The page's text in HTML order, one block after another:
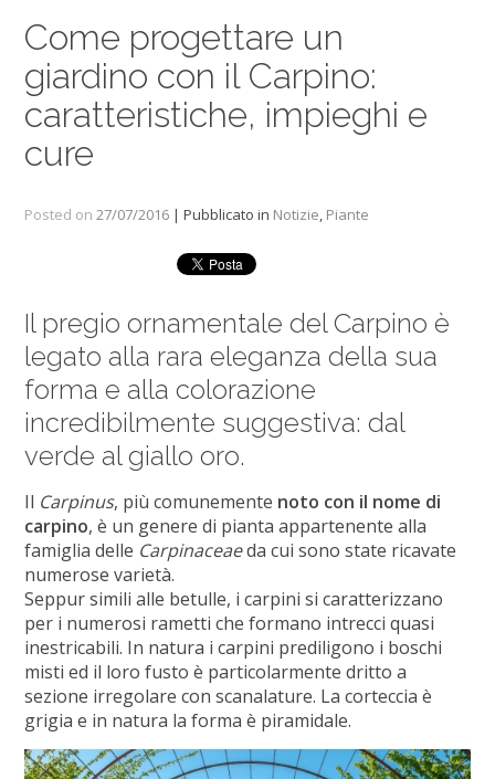
Come progettare un
giardino con il Carpino:
caratteristiche, impieghi e
cure
Posted on27/07/2016 | Pubblicato in Notizie, Piante
Il pregio ornamentale del Carpino è
legato alla rara eleganza della sua
forma e alla colorazione
incredibilmente suggestiva: dal
verde al giallo oro.
Il Carpinus, più comunemente noto con il nome di
carpino, è un genere di pianta appartenente alla
famiglia delle Carpinaceaeda cui sono state ricavate
numerose varietà.
Seppur simili alle betulle, i carpini si caratterizzano
per i numerosi rametti che formano intrecci quasi
inestricabili. In natura i carpini prediligono i boschi
misti ed il loro fusto è particolarmente dritto a
sezione irregolare con scanalature. La corteccia è
grigia e in natura la forma è piramidale.